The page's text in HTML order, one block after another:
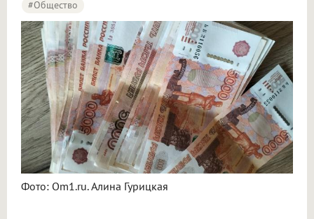
#Общество
Фото: Om1.ru. Алина Гурицкая